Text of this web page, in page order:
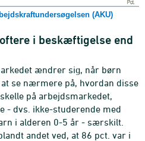
(AKU)
i beskæftigelse end
ændrer sig, når børn
se nærmere på, hvordan disse
på arbejdsmarkedet,
- dvs. ikke-studerende med
i alderen 0-5 år - særskilt.
andet ved, at 86 pct. var i